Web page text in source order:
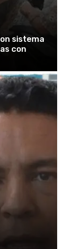
sistema
con